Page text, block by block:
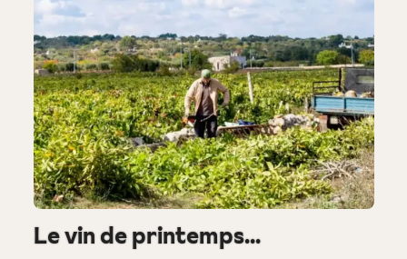
Le vin de printemps...